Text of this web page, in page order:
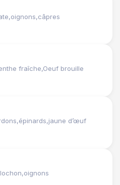
fraîche,Oeuf brouille
d’œuf